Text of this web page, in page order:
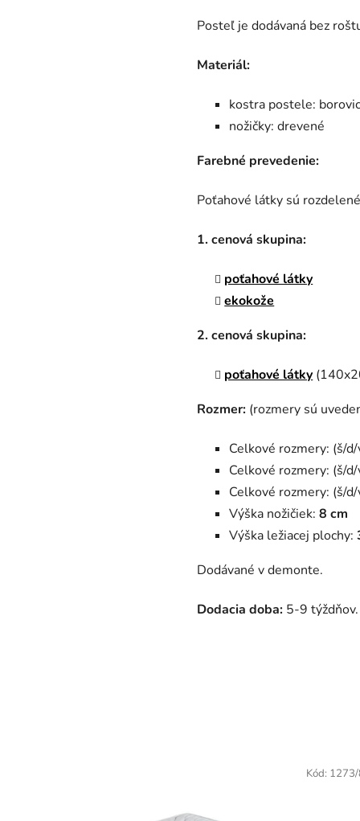
hviezdičiek.
Posteľ je dodávaná bez
Materiál:
kostra postele:
nožičky: drevené
Farebné prevedenie:
Poťahové látky sú
1. cenová skupina:
poťahové látky
ekokože
2. cenová skupina:
poťahové látky
Rozmer: (rozmery sú
Celkové rozmery: (š/d/
Celkové rozmery: (š/d/
Celkové rozmery: (š/d/
Výška nožičiek: 8 cm
Výška ležiacej plochy:
Dodávané v demonte.
Dodacia doba: 5-9 týždňov.
Kód: